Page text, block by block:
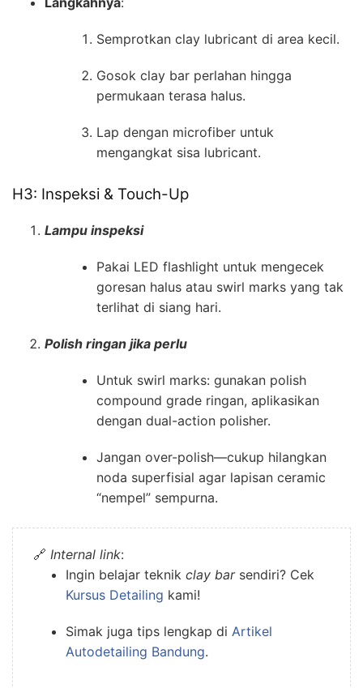
Semprotkan clay lubricant di area kecil.
Gosok clay bar perlahan hingga
permukaan terasa halus.
Lap dengan microfiber untuk
mengangkat sisa lubricant.
H3: Inspeksi & Touch-Up
Lampu inspeksi
Pakai LED flashlight untuk mengecek
goresan halus atau swirl marks yang tak
terlihat di siang hari.
Polish ringan jika perlu
Untuk swirl marks: gunakan polish
compound grade ringan, aplikasikan
dengan dual-action polisher.
Jangan over-polish—cukup hilangkan
noda superfisial agar lapisan ceramic
“nempel” sempurna.
🔗 Internal link:
Ingin belajar teknik clay barsendiri? Cek
Kursus Detailing kami!
Simak juga tips lengkap di Artikel
Autodetailing Bandung.